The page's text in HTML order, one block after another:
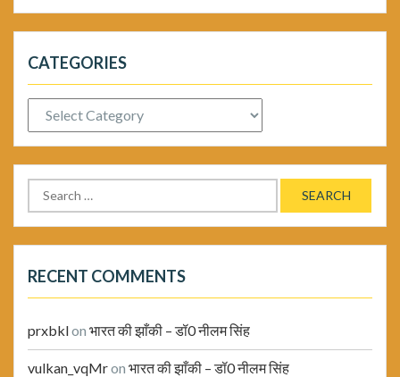
CATEGORIES
Categories
Search
for:
RECENT COMMENTS
prxbklon भारत की झाँकी – डॉ0 नीलम सिंह
vulkan_vqMron भारत की झाँकी – डॉ0 नीलम सिंह